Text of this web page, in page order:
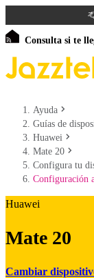
Consulta si te
Ayuda
Guías de
Huawei
Mate 20
Configura tu
Configuración
Huawei
Mate 20
Cambiar